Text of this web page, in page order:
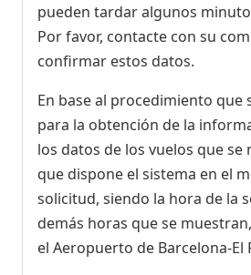
pueden tardar algunos
Por favor, contacte con su
confirmar estos datos.
En base al procedimiento que
para la obtención de la
los datos de los vuelos que se
que dispone el sistema en el
solicitud, siendo la hora de la
demás horas que se
el Aeropuerto de Barcelona-El